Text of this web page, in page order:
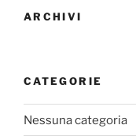
ARCHIVI
CATEGORIE
Nessuna categoria